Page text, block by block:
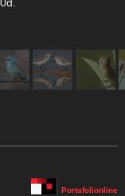
Portafolionline